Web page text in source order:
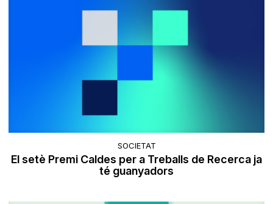
SOCIETAT
El setè Premi Caldes per a Treballs de Recerca ja
té guanyadors